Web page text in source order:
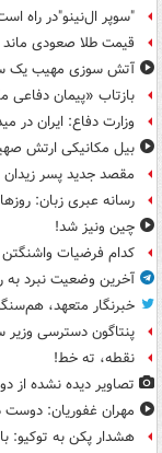
"سوپر ال‌نینو"در راه
قیمت طلا صعودی ماند
آتش سوزی مهیب یک ساختمان ۱۲
بازتاب «پیمان دفاعی
وزارت دفاع: ایران در
بیل مکانیکی ارتش
مقصد جدید پسر زیدان
رسانه عبری زبان:
چین ونیز شد!
کدام فرضیات واشنگتن
آخرین وضعیت نبرد
خبرنگار متعهد،
پنتاگون دسترسی وزیر
نقطه، ته خط!
تصاویر دیده‌ نشده از
مهران غفوریان:
هشدار پکن به توکیو: